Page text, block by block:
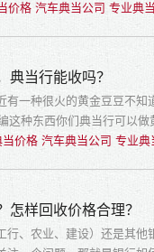
价格 汽车典当公司 专业典
典当行能收吗？
有一种很火的黄金豆豆不
这种东西你们典当行可以做
价格 汽车典当公司 专业典
样回收价格合理？
行、农业、建设）还是其